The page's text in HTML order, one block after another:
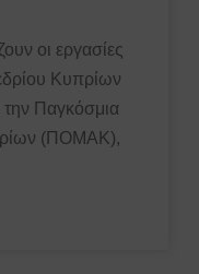
οι εργασίες
Κυπρίων
Παγκόσμια
(ΠΟΜΑΚ),